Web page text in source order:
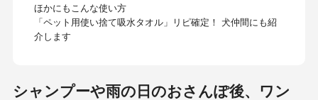
ほかにもこんな使い方
「ペット用使い捨て吸水タオル」リピ確定！ 犬仲間にも紹
介します
シャンプーや雨の日のおさんぽ後、ワン